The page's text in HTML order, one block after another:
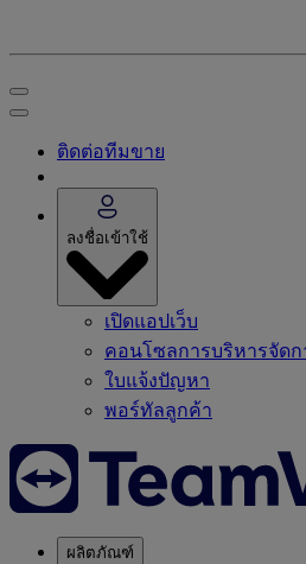
ติดต่อทีมขาย
ลงชื่อเข้าใช้
เปิดแอปเว็บ
คอนโซลการบริหารจัดก
ใบแจ้งปัญหา
พอร์ทัลลูกค้า
ผลิตภัณฑ์